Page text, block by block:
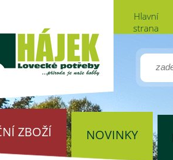
Hlavní
strana
ZBOŽÍ NOVINKY